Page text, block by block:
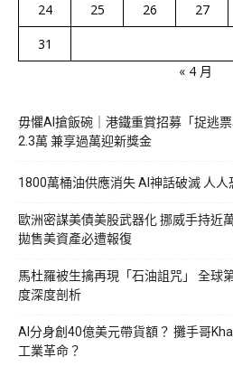
24
25 26 27
31
« 4 月
毋懼AI搶飯碗｜港鐵重賞招募「捉逃
2.3萬 兼享過萬迎新獎金
1800萬桶油供應消失 AI神話破滅 人人
歐洲密謀美債美股武器化 挪威手持近
拋售美資產必遭報復
馬杜羅被生擒再現「石油詛咒」 全球
度深度剖析
AI分身創40億美元帶貨額？ 攤手哥
工業革命？